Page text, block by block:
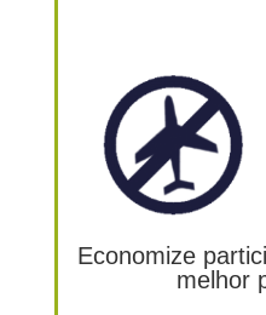
Economize
melhor